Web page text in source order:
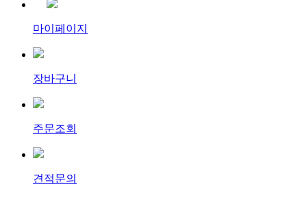
마이페이지
장바구니
주문조회
견적문의